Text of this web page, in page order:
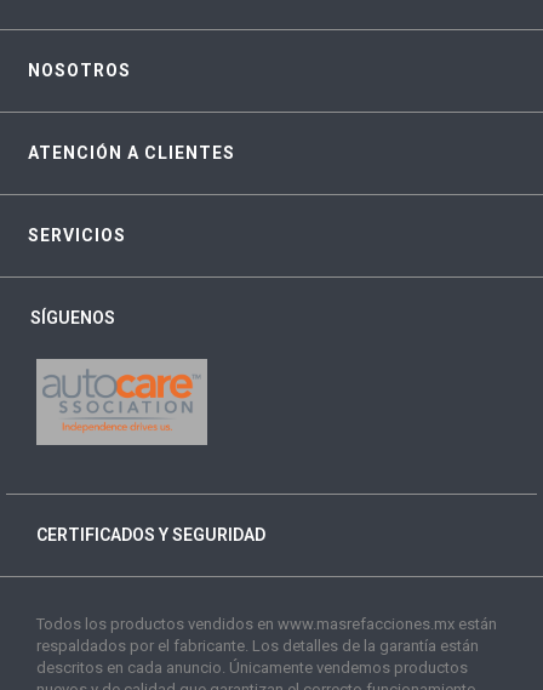
NOSOTROS
ATENCIÓN A CLIENTES
SERVICIOS
SÍGUENOS
CERTIFICADOS Y SEGURIDAD
Todos los productos vendidos en www.masrefacciones.mx están
respaldados por el fabricante. Los detalles de la garantía están
descritos en cada anuncio. Únicamente vendemos productos